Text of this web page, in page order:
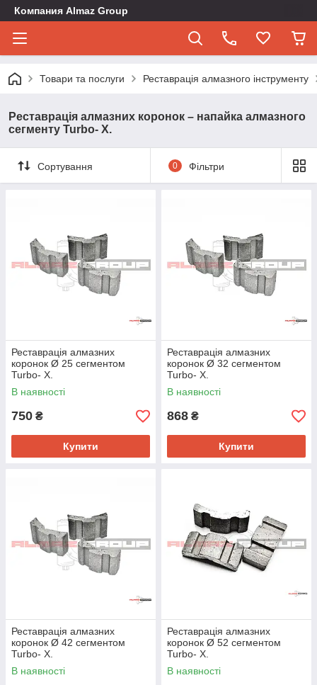
Компания Almaz Group
Товари та послуги Реставрація алмазного інструменту
Реставрація алмазних коронок – напайка алмазного
сегменту Turbo- Х.
Сортування 0 Фільтри
Реставрація алмазних
коронок Ø 25 сегментом
Turbo- Х.
В наявності
750 ₴
Купити
Реставрація алмазних
коронок Ø 32 сегментом
Turbo- Х.
В наявності
868 ₴
Купити
Реставрація алмазних
коронок Ø 42 сегментом
Turbo- Х.
В наявності
Реставрація алмазних
коронок Ø 52 сегментом
Turbo- Х.
В наявності